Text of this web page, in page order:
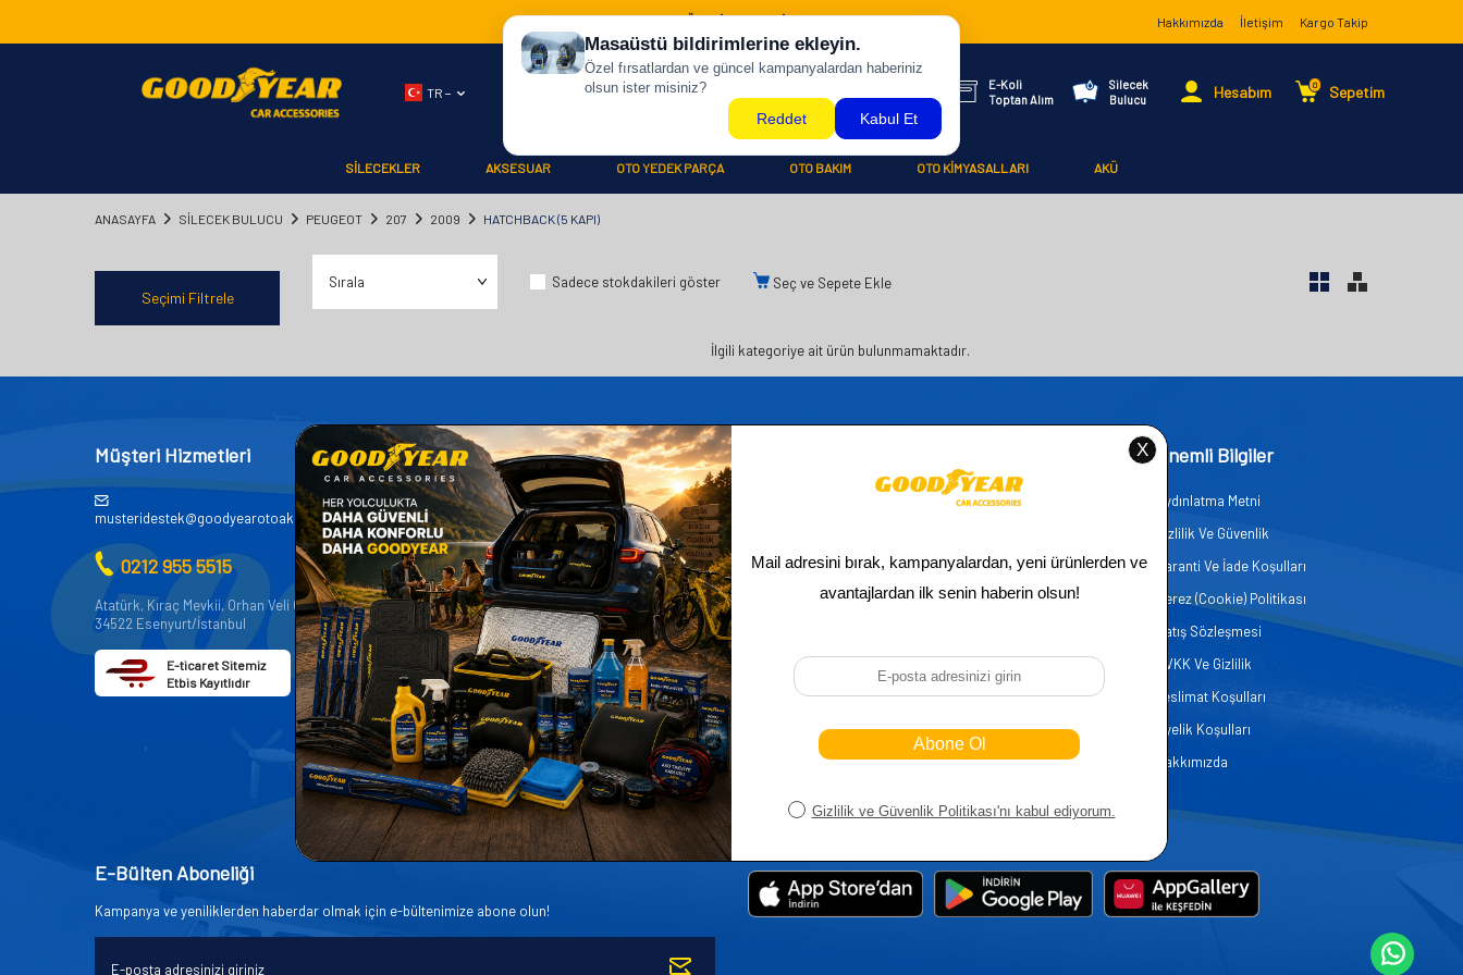
500 TL ÜZERİ KARGO BİZDEN ! Hakkımızda İletişim Kargo Takip
TR −
E-Koli
Toptan Alım
Silecek
Bulucu
Hesabım 0 Sepetim
SİLECEKLER AKSESUAR OTO YEDEK PARÇA OTO BAKIM OTO KİMYASALLARI AKÜ
ANASAYFA SILECEK BULUCU PEUGEOT 207 2009 HATCHBACK (5 KAPI)
Seçimi Filtrele
Sadece stokdakileri göster Seç ve Sepete Ekle
İlgili kategoriye ait ürün bulunmamaktadır.
Müşteri Hizmetleri
musteridestek@goodyearotoaksesuar.com.tr
0212 955 5515
Atatürk, Kıraç Mevkii, Orhan Veli Cd. D:No:19,
34522 Esenyurt/İstanbul
E-ticaret Sitemiz
Etbis Kayıtlıdır
Kategoriler
AKÜ
OTO KİMYASALLARI
OTO YEDEK PARÇA
AKSESUAR
OTO BAKIM
Üye
Sepetim
Bayi Kayıt
Bayi Girişi
Yeni Üye Kayıt
Üye Girişi
Ana Sayfa
Yeni Ürünler
Önemli Bilgiler
Aydınlatma Metni
Gizlilik Ve Güvenlik
Garanti Ve İade Koşulları
Çerez (Cookie) Politikası
Satış Sözleşmesi
KVKK Ve Gizlilik
Teslimat Koşulları
Üyelik Koşulları
Hakkımızda
E-Bülten Aboneliği
Kampanya ve yeniliklerden haberdar olmak için e-bültenimize abone olun!